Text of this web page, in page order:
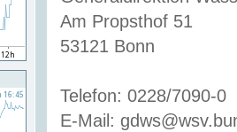
Am Propsthof 51
53121 Bonn
Telefon: 0228/7090-0
E-Mail: